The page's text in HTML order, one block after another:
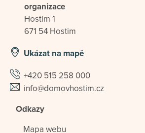
organizace
Hostim 1
671 54 Hostim
Ukázat na mapě
+420 515 258 000
info@domovhostim.cz
Odkazy
Mapa webu